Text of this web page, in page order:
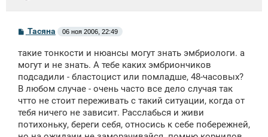
С
о
б
щ
н
и
Тасяна 06 ноя 2006, 22:49
такие тонкости и нюансы могут знать эмбриологи. а
могут и не знать. А тебе каких эмбриончиков
подсадили - бластоцист или помладше, 48-часовых?
В любом случае - очень часто все дело случая так
чтто не стоит переживать с такий ситуации, когда от
тебя ничего не зависит. Расслабься и живи
потихоньку, береги себя, относись к себе побережней,